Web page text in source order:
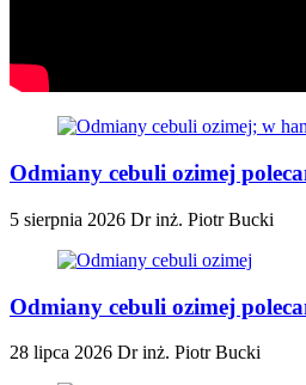
Odmiany cebuli ozimej
5 sierpnia 2026 Dr inż. Piotr Bucki
Odmiany cebuli ozimej
28 lipca 2026 Dr inż. Piotr Bucki